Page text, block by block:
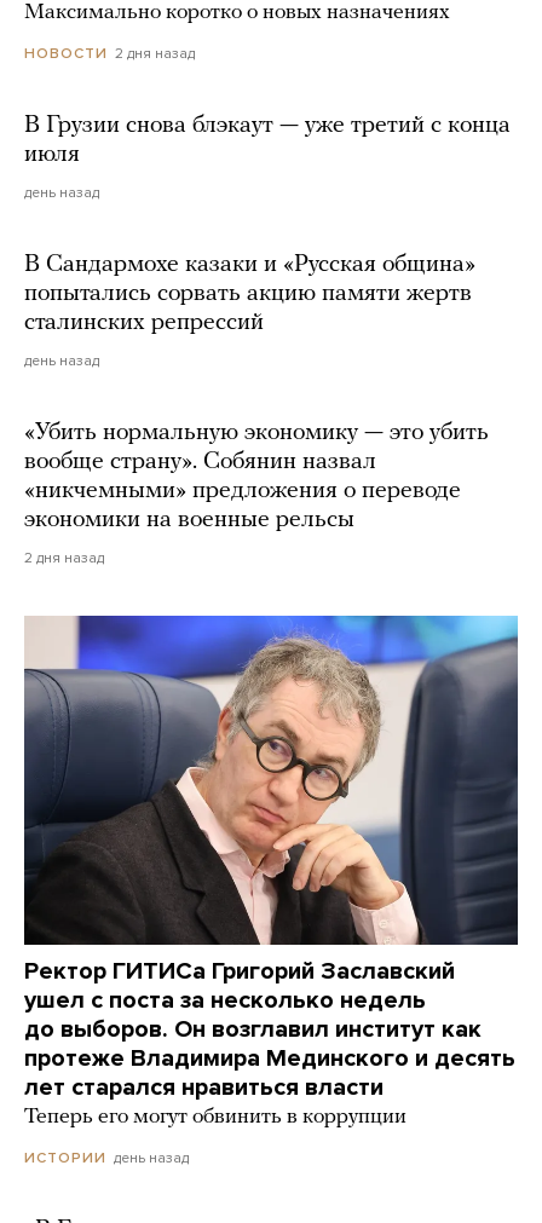
Максимально коротко о новых назначениях
НОВОСТИ 2 дня назад
В Грузии снова блэкаут — уже третий с конца
июля
день назад
В Сандармохе казаки и «Русская община»
попытались сорвать акцию памяти жертв
сталинских репрессий
день назад
«Убить нормальную экономику — это убить
вообще страну». Собянин назвал
«никчемными» предложения о переводе
экономики на военные рельсы
2 дня назад
Ректор ГИТИСа Григорий Заславский
ушел с поста за несколько недель
до выборов. Он возглавил институт как
протеже Владимира Мединского и десять
лет старался нравиться власти
Теперь его могут обвинить в коррупции
ИСТОРИИ день назад